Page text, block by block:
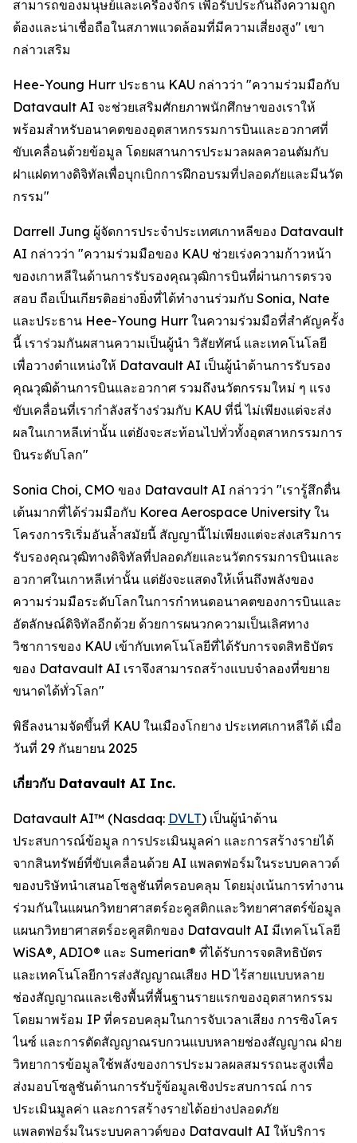
สามารถของมนุษย์และเครื่องจักร เพื่อรับประกันถึงความถูก
ต้องและน่าเชื่อถือในสภาพแวดล้อมที่มีความเสี่ยงสูง" เขา
กล่าวเสริม
Hee-Young Hurr ประธาน KAU กล่าวว่า "ความร่วมมือกับ
Datavault AI จะช่วยเสริมศักยภาพนักศึกษาของเราให้
พร้อมสำหรับอนาคตของอุตสาหกรรมการบินและอวกาศที่
ขับเคลื่อนด้วยข้อมูล โดยผสานการประมวลผลควอนตัมกับ
ฝาแฝดทางดิจิทัลเพื่อบุกเบิกการฝึกอบรมที่ปลอดภัยและมีนวัต
กรรม"
Darrell Jung ผู้จัดการประจำประเทศเกาหลีของ Datavault
AI กล่าวว่า "ความร่วมมือของ KAU ช่วยเร่งความก้าวหน้า
ของเกาหลีในด้านการรับรองคุณวุฒิการบินที่ผ่านการตรวจ
สอบ ถือเป็นเกียรติอย่างยิ่งที่ได้ทำงานร่วมกับ Sonia, Nate
และประธาน Hee-Young Hurr ในความร่วมมือที่สำคัญครั้ง
นี้ เราร่วมกันผสานความเป็นผู้นำ วิสัยทัศน์ และเทคโนโลยี
เพื่อวางตำแหน่งให้ Datavault AI เป็นผู้นำด้านการรับรอง
คุณวุฒิด้านการบินและอวกาศ รวมถึงนวัตกรรมใหม่ ๆ แรง
ขับเคลื่อนที่เรากำลังสร้างร่วมกับ KAU ที่นี่ ไม่เพียงแต่จะส่ง
ผลในเกาหลีเท่านั้น แต่ยังจะสะท้อนไปทั่วทั้งอุตสาหกรรมการ
บินระดับโลก"
Sonia Choi, CMO ของ Datavault AI กล่าวว่า "เรารู้สึกตื่น
เต้นมากที่ได้ร่วมมือกับ Korea Aerospace University ใน
โครงการริเริ่มอันล้ำสมัยนี้ สัญญานี้ไม่เพียงแต่จะส่งเสริมการ
รับรองคุณวุฒิทางดิจิทัลที่ปลอดภัยและนวัตกรรมการบินและ
อวกาศในเกาหลีเท่านั้น แต่ยังจะแสดงให้เห็นถึงพลังของ
ความร่วมมือระดับโลกในการกำหนดอนาคตของการบินและ
อัตลักษณ์ดิจิทัลอีกด้วย ด้วยการผนวกความเป็นเลิศทาง
วิชาการของ KAU เข้ากับเทคโนโลยีที่ได้รับการจดสิทธิบัตร
ของ Datavault AI เราจึงสามารถสร้างแบบจำลองที่ขยาย
ขนาดได้ทั่วโลก"
พิธีลงนามจัดขึ้นที่ KAU ในเมืองโกยาง ประเทศเกาหลีใต้ เมื่อ
วันที่ 29 กันยายน 2025
เกี่ยวกับ Datavault AI Inc.
Datavault AI™ (Nasdaq: DVLT) เป็นผู้นำด้าน
ประสบการณ์ข้อมูล การประเมินมูลค่า และการสร้างรายได้
จากสินทรัพย์ที่ขับเคลื่อนด้วย AI แพลตฟอร์มในระบบคลาวด์
ของบริษัทนำเสนอโซลูชันที่ครอบคลุม โดยมุ่งเน้นการทำงาน
ร่วมกันในแผนกวิทยาศาสตร์อะคูสติกและวิทยาศาสตร์ข้อมูล
แผนกวิทยาศาสตร์อะคูสติกของ Datavault AI มีเทคโนโลยี
WiSA®, ADIO® และ Sumerian® ที่ได้รับการจดสิทธิบัตร
และเทคโนโลยีการส่งสัญญาณเสียง HD ไร้สายแบบหลาย
ช่องสัญญาณและเชิงพื้นที่พื้นฐานรายแรกของอุตสาหกรรม
โดยมาพร้อม IP ที่ครอบคลุมในการจับเวลาเสียง การซิงโคร
ไนซ์ และการตัดสัญญาณรบกวนแบบหลายช่องสัญญาณ ฝ่าย
วิทยาการข้อมูลใช้พลังของการประมวลผลสมรรถนะสูงเพื่อ
ส่งมอบโซลูชันด้านการรับรู้ข้อมูลเชิงประสบการณ์ การ
ประเมินมูลค่า และการสร้างรายได้อย่างปลอดภัย
แพลตฟอร์มในระบบคลาวด์ของ Datavault AI ให้บริการ